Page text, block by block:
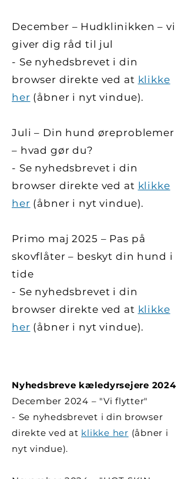
December – Hudklinikken – vi
giver dig råd til jul
- Se nyhedsbrevet i din
browser direkte ved at klikke
her (åbner i nyt vindue).
Juli – Din hund øreproblemer
– hvad gør du?
- Se nyhedsbrevet i din
browser direkte ved at klikke
her (åbner i nyt vindue).
Primo maj 2025 – Pas på
skovflåter – beskyt din hund i
tide
- Se nyhedsbrevet i din
browser direkte ved at klikke
her (åbner i nyt vindue).
Nyhedsbreve kæledyrsejere 2024
December 2024 – "Vi flytter"
- Se nyhedsbrevet i din browser
direkte ved at klikke her (åbner i
nyt vindue).